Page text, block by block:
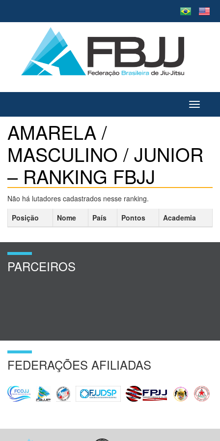
Toggle
AMARELA /
MASCULINO / JUNIOR
– RANKING FBJJ
Não há lutadores cadastrados nesse ranking.
Posição
Nome País Pontos Academia
PARCEIROS
FEDERAÇÕES AFILIADAS